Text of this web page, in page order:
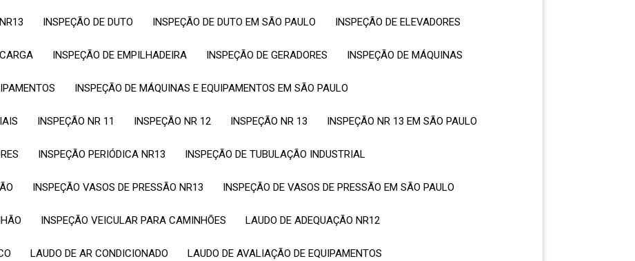
INSPEÇÃO DE DUTO INSPEÇÃO DE DUTO EM SÃO PAULO INSPEÇÃO DE ELEVADORES
INSPEÇÃO DE EMPILHADEIRA INSPEÇÃO DE GERADORES INSPEÇÃO DE MÁQUINAS
INSPEÇÃO DE MÁQUINAS E EQUIPAMENTOS EM SÃO PAULO
INSPEÇÃO NR 11 INSPEÇÃO NR 12 INSPEÇÃO NR 13 INSPEÇÃO NR 13 EM SÃO PAULO
INSPEÇÃO PERIÓDICA NR13 INSPEÇÃO DE TUBULAÇÃO INDUSTRIAL
INSPEÇÃO VASOS DE PRESSÃO NR13 INSPEÇÃO DE VASOS DE PRESSÃO EM SÃO PAULO
INSPEÇÃO VEICULAR PARA CAMINHÕES LAUDO DE ADEQUAÇÃO NR12
LAUDO DE AR CONDICIONADO LAUDO DE AVALIAÇÃO DE EQUIPAMENTOS